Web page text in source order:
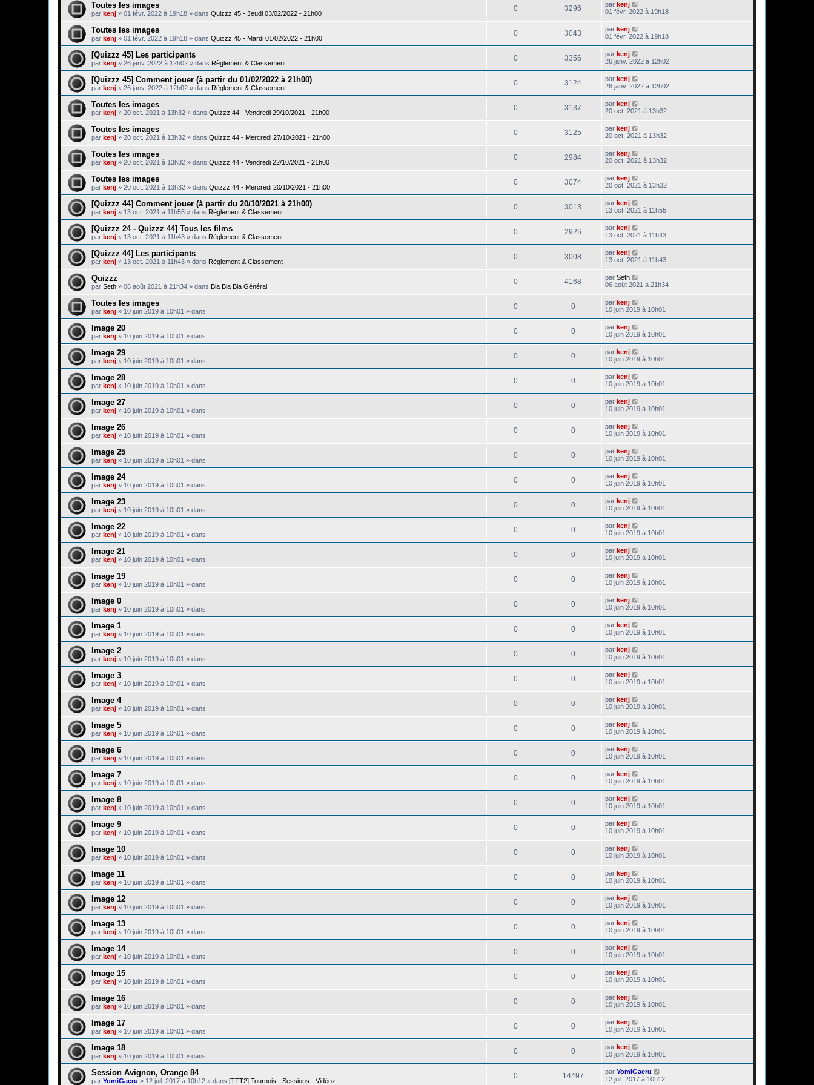
Toutes les images
par kenj » 01 févr. 2022 à 19h18 » dans Quizzz 45 - Jeudi 03/02/2022 - 21h00
0 3296 par kenj
01 févr. 2022 à 19h18
Toutes les images
par kenj » 01 févr. 2022 à 19h18 » dans Quizzz 45 - Mardi 01/02/2022 - 21h00
0 3043 par kenj
01 févr. 2022 à 19h18
[Quizzz 45] Les participants
par kenj » 26 janv. 2022 à 12h02 » dans Règlement & Classement
0 3356 par kenj
26 janv. 2022 à 12h02
[Quizzz 45] Comment jouer (à partir du 01/02/2022 à 21h00)
par kenj » 26 janv. 2022 à 12h02 » dans Règlement & Classement
0 3124 par kenj
26 janv. 2022 à 12h02
Toutes les images
par kenj » 20 oct. 2021 à 13h32 » dans Quizzz 44 - Vendredi 29/10/2021 - 21h00
0 3137 par kenj
20 oct. 2021 à 13h32
Toutes les images
par kenj » 20 oct. 2021 à 13h32 » dans Quizzz 44 - Mercredi 27/10/2021 - 21h00
0 3125 par kenj
20 oct. 2021 à 13h32
Toutes les images
par kenj » 20 oct. 2021 à 13h32 » dans Quizzz 44 - Vendredi 22/10/2021 - 21h00
0 2984 par kenj
20 oct. 2021 à 13h32
Toutes les images
par kenj » 20 oct. 2021 à 13h32 » dans Quizzz 44 - Mercredi 20/10/2021 - 21h00
0 3074 par kenj
20 oct. 2021 à 13h32
[Quizzz 44] Comment jouer (à partir du 20/10/2021 à 21h00)
par kenj » 13 oct. 2021 à 11h55 » dans Règlement & Classement
0 3013 par kenj
13 oct. 2021 à 11h55
[Quizzz 24 - Quizzz 44] Tous les films
par kenj » 13 oct. 2021 à 11h43 » dans Règlement & Classement
0 2926 par kenj
13 oct. 2021 à 11h43
[Quizzz 44] Les participants
par kenj » 13 oct. 2021 à 11h43 » dans Règlement & Classement
0 3008 par kenj
13 oct. 2021 à 11h43
Quizzz
par Seth » 06 août 2021 à 21h34 » dans Bla Bla Bla Général
0 4168 par Seth
06 août 2021 à 21h34
Toutes les images
par kenj » 10 juin 2019 à 10h01 » dans
0 0 par kenj
10 juin 2019 à 10h01
Image 20
par kenj » 10 juin 2019 à 10h01 » dans
0 0 par kenj
10 juin 2019 à 10h01
Image 29
par kenj » 10 juin 2019 à 10h01 » dans
0 0 par kenj
10 juin 2019 à 10h01
Image 28
par kenj » 10 juin 2019 à 10h01 » dans
0 0 par kenj
10 juin 2019 à 10h01
Image 27
par kenj » 10 juin 2019 à 10h01 » dans
0 0 par kenj
10 juin 2019 à 10h01
Image 26
par kenj » 10 juin 2019 à 10h01 » dans
0 0 par kenj
10 juin 2019 à 10h01
Image 25
par kenj » 10 juin 2019 à 10h01 » dans
0 0 par kenj
10 juin 2019 à 10h01
Image 24
par kenj » 10 juin 2019 à 10h01 » dans
0 0 par kenj
10 juin 2019 à 10h01
Image 23
par kenj » 10 juin 2019 à 10h01 » dans
0 0 par kenj
10 juin 2019 à 10h01
Image 22
par kenj » 10 juin 2019 à 10h01 » dans
0 0 par kenj
10 juin 2019 à 10h01
Image 21
par kenj » 10 juin 2019 à 10h01 » dans
0 0 par kenj
10 juin 2019 à 10h01
Image 19
par kenj » 10 juin 2019 à 10h01 » dans
0 0 par kenj
10 juin 2019 à 10h01
Image 0
par kenj » 10 juin 2019 à 10h01 » dans
0 0 par kenj
10 juin 2019 à 10h01
Image 1
par kenj » 10 juin 2019 à 10h01 » dans
0 0 par kenj
10 juin 2019 à 10h01
Image 2
par kenj » 10 juin 2019 à 10h01 » dans
0 0 par kenj
10 juin 2019 à 10h01
Image 3
par kenj » 10 juin 2019 à 10h01 » dans
0 0 par kenj
10 juin 2019 à 10h01
Image 4
par kenj » 10 juin 2019 à 10h01 » dans
0 0 par kenj
10 juin 2019 à 10h01
Image 5
par kenj » 10 juin 2019 à 10h01 » dans
0 0 par kenj
10 juin 2019 à 10h01
Image 6
par kenj » 10 juin 2019 à 10h01 » dans
0 0 par kenj
10 juin 2019 à 10h01
Image 7
par kenj » 10 juin 2019 à 10h01 » dans
0 0 par kenj
10 juin 2019 à 10h01
Image 8
par kenj » 10 juin 2019 à 10h01 » dans
0 0 par kenj
10 juin 2019 à 10h01
Image 9
par kenj » 10 juin 2019 à 10h01 » dans
0 0 par kenj
10 juin 2019 à 10h01
Image 10
par kenj » 10 juin 2019 à 10h01 » dans
0 0 par kenj
10 juin 2019 à 10h01
Image 11
par kenj » 10 juin 2019 à 10h01 » dans
0 0 par kenj
10 juin 2019 à 10h01
Image 12
par kenj » 10 juin 2019 à 10h01 » dans
0 0 par kenj
10 juin 2019 à 10h01
Image 13
par kenj » 10 juin 2019 à 10h01 » dans
0 0 par kenj
10 juin 2019 à 10h01
Image 14
par kenj » 10 juin 2019 à 10h01 » dans
0 0 par kenj
10 juin 2019 à 10h01
Image 15
par kenj » 10 juin 2019 à 10h01 » dans
0 0 par kenj
10 juin 2019 à 10h01
Image 16
par kenj » 10 juin 2019 à 10h01 » dans
0 0 par kenj
10 juin 2019 à 10h01
Image 17
par kenj » 10 juin 2019 à 10h01 » dans
0 0 par kenj
10 juin 2019 à 10h01
Image 18
par kenj » 10 juin 2019 à 10h01 » dans
0 0 par kenj
10 juin 2019 à 10h01
Session Avignon, Orange 84
par YomiGaeru » 12 juil. 2017 à 10h12 » dans [TTT2] Tournois - Sessions - Vidéoz
0 14497 par YomiGaeru
12 juil. 2017 à 10h12